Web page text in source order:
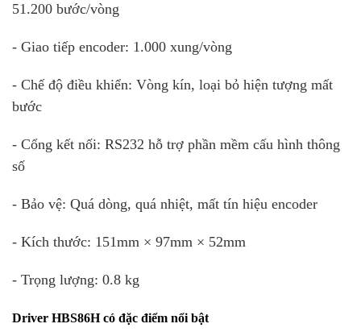
51.200 bước/vòng
- Giao tiếp encoder: 1.000 xung/vòng
- Chế độ điều khiển: Vòng kín, loại bỏ hiện tượng mất
bước
- Cổng kết nối: RS232 hỗ trợ phần mềm cấu hình thông
số
- Bảo vệ: Quá dòng, quá nhiệt, mất tín hiệu encoder
- Kích thước: 151mm × 97mm × 52mm
- Trọng lượng: 0.8 kg
Driver HBS86H có đặc điểm nổi bật